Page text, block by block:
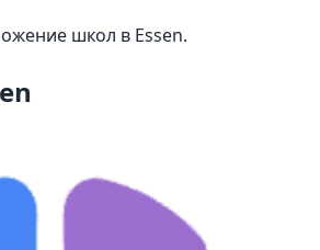
школ в Essen.